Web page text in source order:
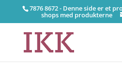
7876 8672 - Denne side er et
shops med produkterne